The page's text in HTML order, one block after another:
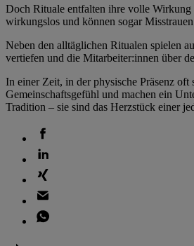
Doch Rituale entfalten ihre volle Wirkung
wirkungslos und können sogar Misstrauen
Neben den alltäglichen Ritualen spielen
vertiefen und die Mitarbeiter:innen über
In einer Zeit, in der physische Präsenz
Gemeinschaftsgefühl und machen ein
Tradition – sie sind das Herzstück einer